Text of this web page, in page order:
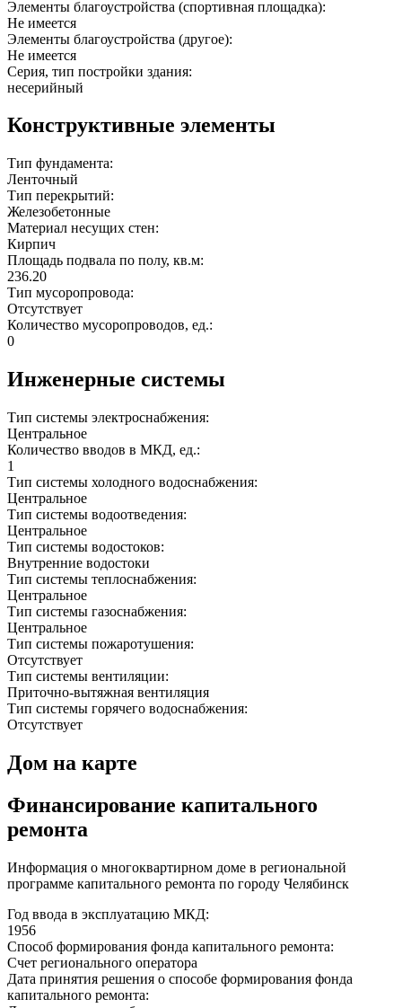
Элементы благоустройства (спортивная площадка):
Не имеется
Элементы благоустройства (другое):
Не имеется
Серия, тип постройки здания:
несерийный
Конструктивные элементы
Тип фундамента:
Ленточный
Тип перекрытий:
Железобетонные
Материал несущих стен:
Кирпич
Площадь подвала по полу, кв.м:
236.20
Тип мусоропровода:
Отсутствует
Количество мусоропроводов, ед.:
0
Инженерные системы
Тип системы электроснабжения:
Центральное
Количество вводов в МКД, ед.:
1
Тип системы холодного водоснабжения:
Центральное
Тип системы водоотведения:
Центральное
Тип системы водостоков:
Внутренние водостоки
Тип системы теплоснабжения:
Центральное
Тип системы газоснабжения:
Центральное
Тип системы пожаротушения:
Отсутствует
Тип системы вентиляции:
Приточно-вытяжная вентиляция
Тип системы горячего водоснабжения:
Отсутствует
Дом на карте
Финансирование капитального
ремонта
Информация о многоквартирном доме в региональной
программе капитального ремонта по городу Челябинск
Год ввода в эксплуатацию МКД:
1956
Способ формирования фонда капитального ремонта:
Счет регионального оператора
Дата принятия решения о способе формирования фонда
капитального ремонта: